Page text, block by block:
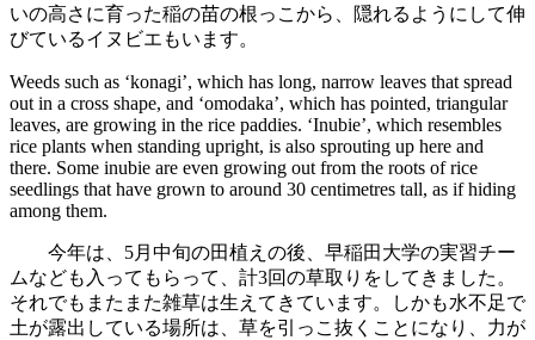
いの高さに育った稲の苗の根っこから、隠れるようにして伸
びているイヌビエもいます。
Weeds such as ‘konagi’, which has long, narrow leaves that spread
out in a cross shape, and ‘omodaka’, which has pointed, triangular
leaves, are growing in the rice paddies. ‘Inubie’, which resembles
rice plants when standing upright, is also sprouting up here and
there. Some inubie are even growing out from the roots of rice
seedlings that have grown to around 30 centimetres tall, as if hiding
among them.
今年は、5月中旬の田植えの後、早稲田大学の実習チー
ムなども入ってもらって、計3回の草取りをしてきました。
それでもまたまた雑草は生えてきています。しかも水不足で
土が露出している場所は、草を引っこ抜くことになり、力が